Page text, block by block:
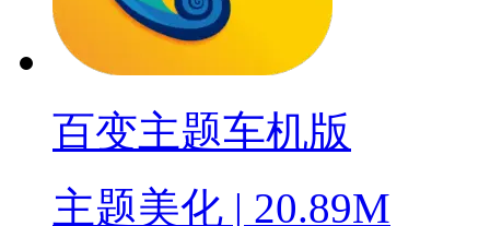
百变主题车机版
主题美化 | 20.89M